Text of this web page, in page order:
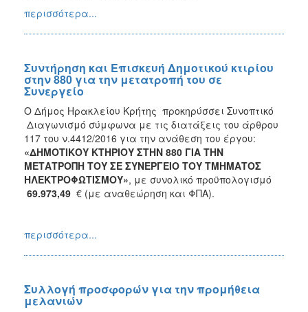
περισσότερα...
Συντήρηση και Επισκευή Δημοτικού κτιρίου
στην 880 για την μετατροπή του σε
Συνεργείο
Ο Δήμος Ηρακλείου Κρήτης προκηρύσσει Συνοπτικό
Διαγωνισμό σύμφωνα με τις διατάξεις του άρθρου
117 του ν.4412/2016 για την ανάθεση του έργου:
«ΔΗΜΟΤΙΚΟΥ ΚΤΗΡΙΟΥ ΣΤΗΝ 880 ΓΙΑ ΤΗΝ
ΜΕΤΑΤΡΟΠΗ ΤΟΥ ΣΕ ΣΥΝΕΡΓΕΙΟ ΤΟΥ ΤΜΗΜΑΤΟΣ
ΗΛΕΚΤΡΟΦΩΤΙΣΜΟΥ», με συνολικό προϋπολογισμό
69.973,49 € (με αναθεώρηση και ΦΠΑ).
περισσότερα...
Συλλογή προσφορών για την προμήθεια
μελανιών